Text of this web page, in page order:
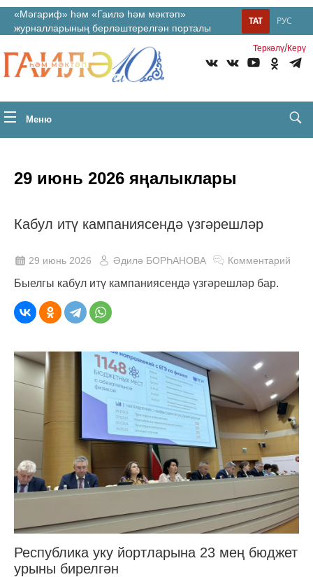
«Мәгариф» һәм «Гаилә һәм мәктәп»
журналларының берләштерелгән порталы
РУС
ТАТ
Теркəлү/Керү
Меню
29 июнь 2026 яңалыклары
Кабул итү кампаниясендә үзгәрешләр
29 июнь 2026 Әдилә БОРҺАНОВА Комментарий
Быелгы кабул итү кампаниясендә үзгәрешләр бар.
Республика уку йортларына 23 мең бюджет
урыны бирелгән